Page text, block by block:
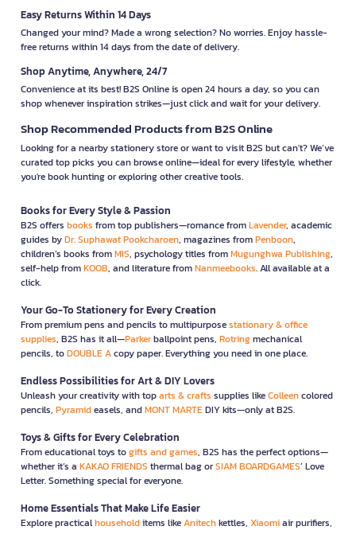
Easy Returns Within 14 Days
Changed your mind? Made a wrong selection? No worries. Enjoy hassle-
free returns within 14 days from the date of delivery.
Shop Anytime, Anywhere, 24/7
Convenience at its best! B2S Online is open 24 hours a day, so you can
shop whenever inspiration strikes—just click and wait for your delivery.
Shop Recommended Products from B2S Online
Looking for a nearby stationery store or want to visit B2S but can't? We’ve
curated top picks you can browse online—ideal for every lifestyle, whether
you're book hunting or exploring other creative tools.
Books for Every Style & Passion
B2S offers books from top publishers—romance fromLavender, academic
guides byDr. Suphawat Pookcharoen, magazines fromPenboon,
children’s books fromMIS, psychology titles fromMugunghwa Publishing,
self-help fromKOOB, and literature fromNanmeebooks. All available at a
click.
Your Go-To Stationery for Every Creation
From premium pens and pencils to multipurposestationary & office
supplies, B2S has it all—Parkerballpoint pens, Rotringmechanical
pencils, toDOUBLE Acopy paper. Everything you need in one place.
Endless Possibilities for Art & DIY Lovers
Unleash your creativity with toparts & crafts supplies likeColleencolored
pencils, Pyramideasels, andMONT MARTEDIY kits—only at B2S.
Toys & Gifts for Every Celebration
From educational toys togifts and games, B2S has the perfect options—
whether it’s a KAKAO FRIENDS thermal bag orSIAM BOARDGAMES’ Love
Letter. Something special for everyone.
Home Essentials That Make Life Easier
Explore practicalhouseholditems likeAnitechkettles, Xiaomiair purifiers,